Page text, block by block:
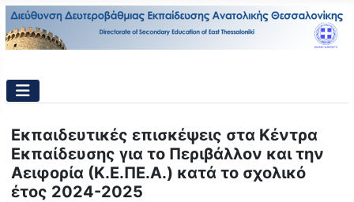
Εκπαιδευτικές επισκέψεις στα Κέντρα
Εκπαίδευσης για το Περιβάλλον και την
Αειφορία (Κ.Ε.ΠΕ.Α.) κατά το σχολικό
έτος 2024-2025